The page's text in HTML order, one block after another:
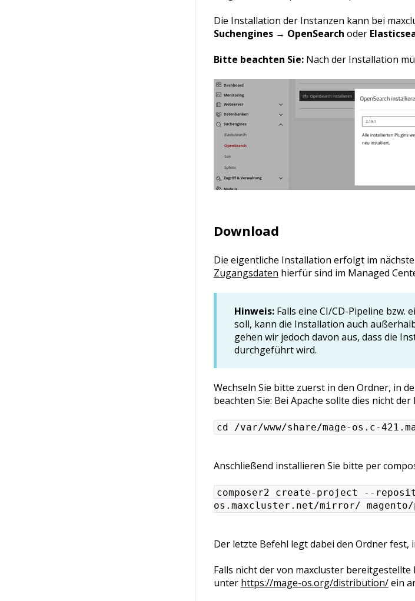
Die Installation der Instanzen kann bei
Suchengines→ OpenSearch oder
Bitte beachten Sie:Nach der Installation
Download
Die eigentliche Installation erfolgt im
Zugangsdaten hierfür sind im Managed
Hinweis:Falls eine CI/CD-Pipeline bzw.
soll, kann die Installation auch
gehen wir jedoch davon aus, dass die
durchgeführt wird.
Wechseln Sie bitte zuerst in den Ordner, in
beachten Sie: Bei Apache sollte dies nicht
cd /var/www/share/mage-os.c-
Anschließend installieren Sie bitte per
composer2 create-project --
os.maxcluster.net/mirror/
Der letzte Befehl legt dabei den Ordner
Falls nicht der von maxcluster
unter https://mage-os.org/distribution/ein